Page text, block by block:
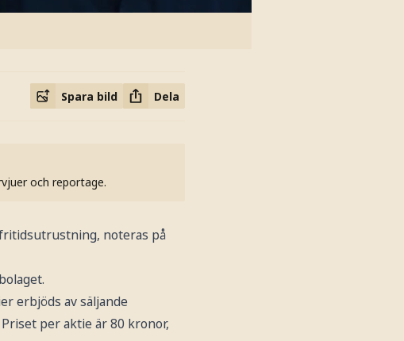
Spara bild Dela
och reportage.
noteras på
erbjöds av säljande
per aktie är 80 kronor,